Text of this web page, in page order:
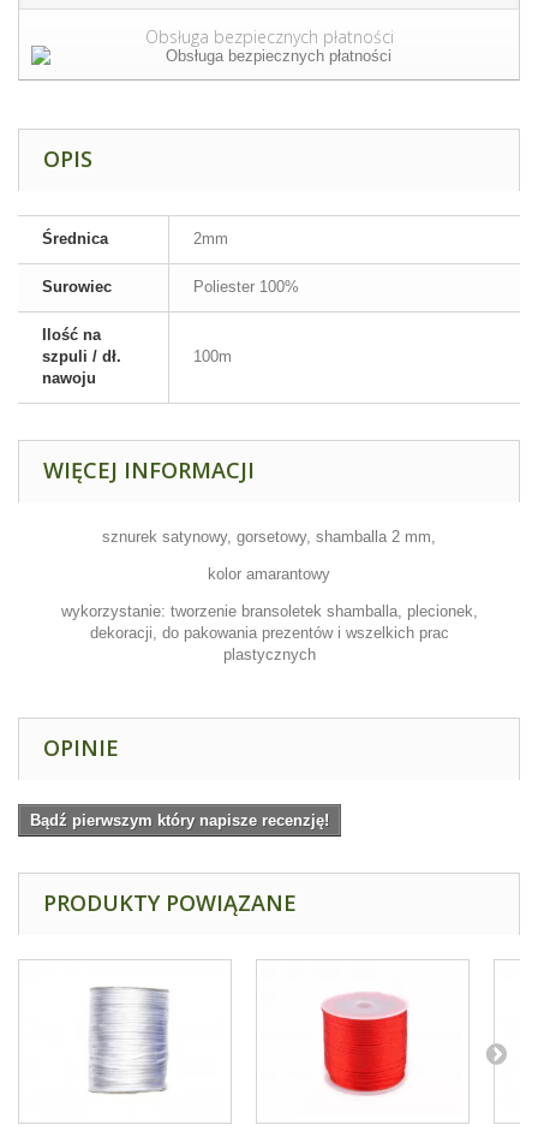
Obsługa bezpiecznych płatności
OPIS
Średnica 2mm
Surowiec Poliester 100%
Ilość na
szpuli / dł.
nawoju
100m
WIĘCEJ INFORMACJI
sznurek satynowy, gorsetowy, shamballa 2 mm,
kolor amarantowy
wykorzystanie: tworzenie bransoletek shamballa, plecionek,
dekoracji, do pakowania prezentów i wszelkich prac
plastycznych
OPINIE
Bądź pierwszym który napisze recenzję!
PRODUKTY POWIĄZANE